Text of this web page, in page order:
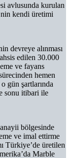
avlusunda kurulan
kendi üretimi
devreye alınması
edilen 30.000
ve fayans
hemen
gün şartlarında
sonu itibari ile
bölgesinde
ve imal ettirme
Türkiye’de üretilen
Marble